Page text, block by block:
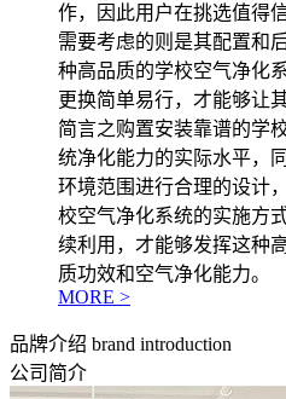
作，因此用户在挑选值得
需要考虑的则是其配置和
种高品质的学校空气净化
更换简单易行，才能够让
简言之购置安装靠谱的学
统净化能力的实际水平，
环境范围进行合理的设计
校空气净化系统的实施方
续利用，才能够发挥这种
质功效和空气净化能力。
MORE >
品牌介绍 brand introduction
公司简介